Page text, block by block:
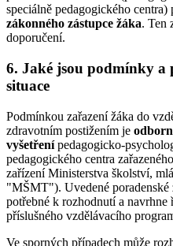
speciálně pedagogického
zákonného zástupce žáka. Ten
doporučení.
6. Jaké jsou podmínky a
situace
Podmínkou zařazení žáka do
zdravotním postižením je
vyšetřenípedagogicko-
pedagogického centra
zařízení Ministerstva školství,
"MŠMT"). Uvedené poradenské
potřebné k rozhodnutí a navrhne
příslušného vzdělávacího
Ve sporných případech může